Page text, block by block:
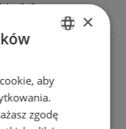
Germany
POLISH
×
aby
zgodę